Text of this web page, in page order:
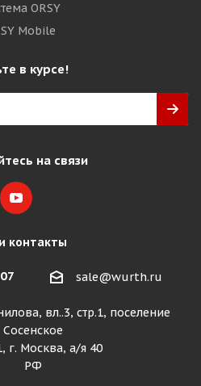
ORSY
Mobile
в курсе!
на связи
контакты
sale@wurth.ru
вл..3, стр.1, поселение
Сосенское
г. Москва, а/я 40
РФ